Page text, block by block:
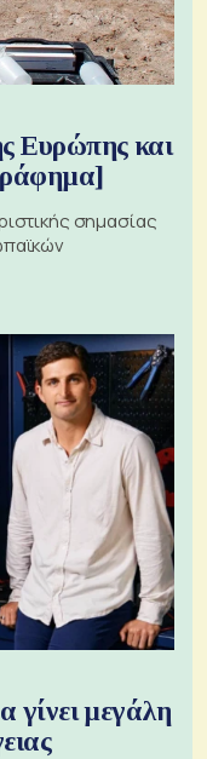
Ευρώπης και
σημασίας
γίνει μεγάλη